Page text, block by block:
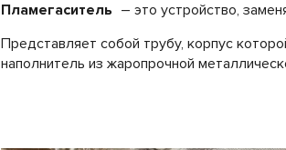
Пламегаситель – это устройство,
Представляет собой трубу, корпус
наполнитель из жаропрочной